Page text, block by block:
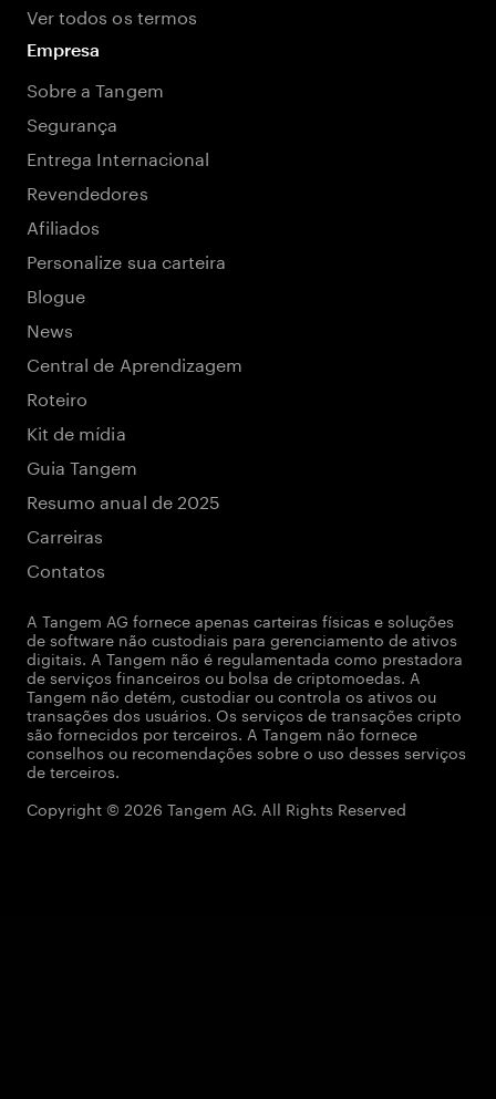
Ver todos os termos
Empresa
Sobre a Tangem
Segurança
Entrega Internacional
Revendedores
Afiliados
Personalize sua carteira
Blogue
News
Central de Aprendizagem
Roteiro
Kit de mídia
Guia Tangem
Resumo anual de 2025
Carreiras
Contatos
A Tangem AG fornece apenas carteiras físicas e soluções
de software não custodiais para gerenciamento de ativos
digitais. A Tangem não é regulamentada como prestadora
de serviços financeiros ou bolsa de criptomoedas. A
Tangem não detém, custodiar ou controla os ativos ou
transações dos usuários. Os serviços de transações cripto
são fornecidos por terceiros. A Tangem não fornece
conselhos ou recomendações sobre o uso desses serviços
de terceiros.